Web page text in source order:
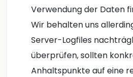
Verwendung der Daten
Wir behalten uns
Server-Logfiles
überprüfen, sollten
Anhaltspunkte auf eine